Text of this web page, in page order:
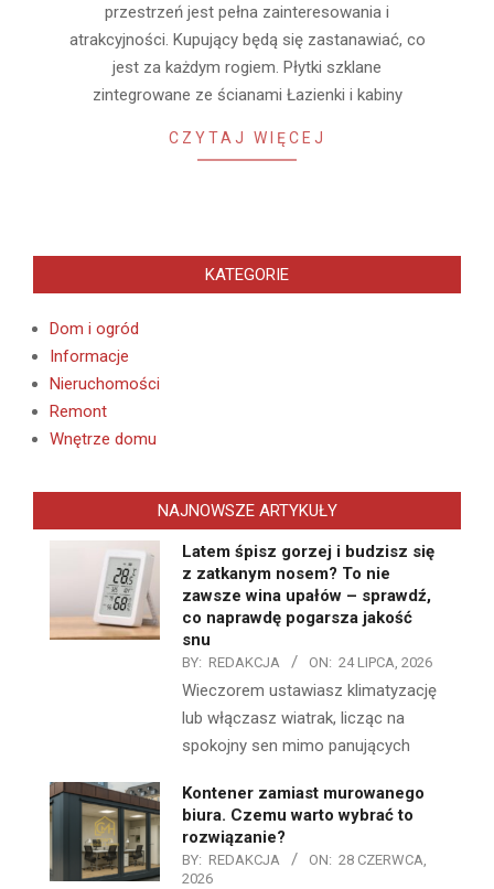
przestrzeń jest pełna zainteresowania i
atrakcyjności. Kupujący będą się zastanawiać, co
jest za każdym rogiem. Płytki szklane
zintegrowane ze ścianami Łazienki i kabiny
CZYTAJ WIĘCEJ
KATEGORIE
Dom i ogród
Informacje
Nieruchomości
Remont
Wnętrze domu
NAJNOWSZE ARTYKUŁY
Latem śpisz gorzej i budzisz się
z zatkanym nosem? To nie
zawsze wina upałów – sprawdź,
co naprawdę pogarsza jakość
snu
BY: REDAKCJA ON: 24 LIPCA, 2026
Wieczorem ustawiasz klimatyzację
lub włączasz wiatrak, licząc na
spokojny sen mimo panujących
Kontener zamiast murowanego
biura. Czemu warto wybrać to
rozwiązanie?
BY: REDAKCJA ON: 28 CZERWCA,
2026